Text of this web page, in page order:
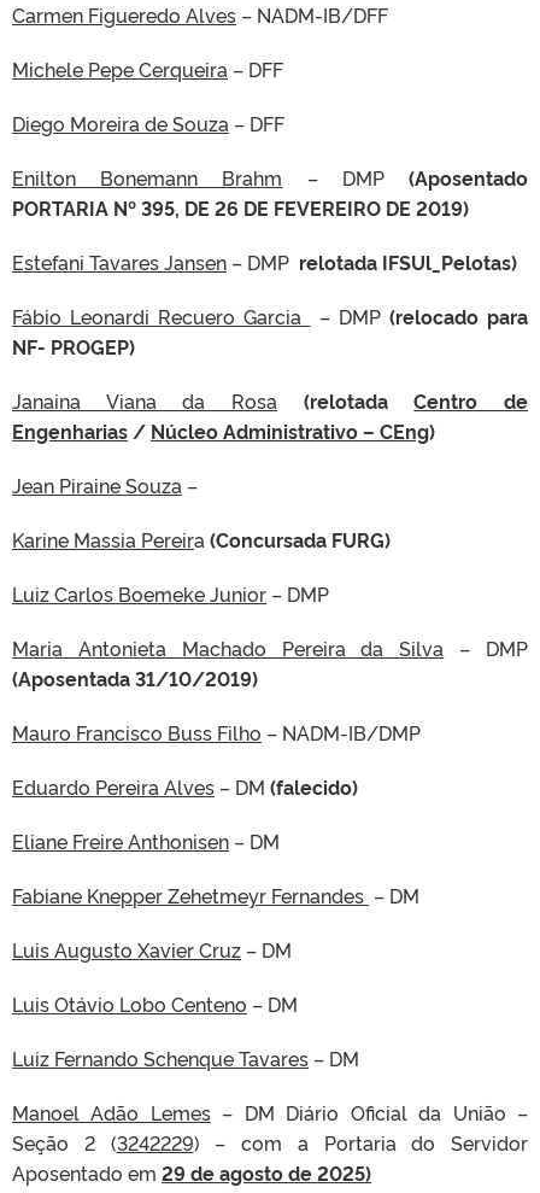
Carmen Figueredo Alves – NADM-IB/DFF
Michele Pepe Cerqueira – DFF
Diego Moreira de Souza – DFF
Enilton Bonemann Brahm – DMP(Aposentado
PORTARIA Nº 395, DE 26 DE FEVEREIRO DE 2019)
Estefani Tavares Jansen – DMP relotada IFSUl_Pelotas)
Fábio Leonardi Recuero Garcia – DMP (relocado para
NF- PROGEP)
Janaina Viana da Rosa (relotadaCentro de
Engenharias / Núcleo Administrativo – CEng)
Jean Piraine Souza –
Karine Massia Pereira (Concursada FURG)
Luiz Carlos Boemeke Junior – DMP
Maria Antonieta Machado Pereira da Silva – DMP
(Aposentada 31/10/2019)
Mauro Francisco Buss Filho – NADM-IB/DMP
Eduardo Pereira Alves – DM (falecido)
Eliane Freire Anthonisen – DM
Fabiane Knepper Zehetmeyr Fernandes – DM
Luis Augusto Xavier Cruz – DM
Luis Otávio Lobo Centeno – DM
Luiz Fernando Schenque Tavares – DM
Manoel Adão Lemes– DM Diário Oficial da União –
Seção 2 (3242229) – com a Portaria do Servidor
Aposentado em 29 de agosto de 2025)